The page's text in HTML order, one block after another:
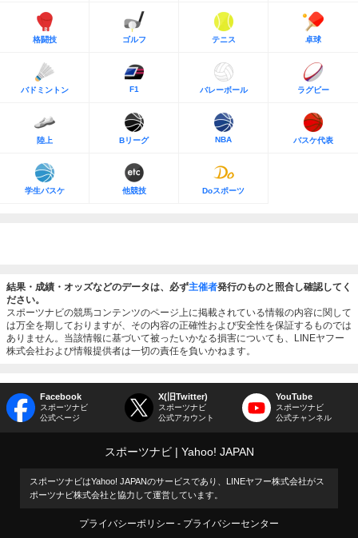
格闘技 ゴルフ テニス 卓球
バドミントン F1 バレーボール ラグビー
陸上 Bリーグ NBA バスケ代表
学生バスケ 他競技 Doスポーツ
結果・成績・オッズなどのデータは、必ず主催者発行のものと照合し確認してく
ださい。
スポーツナビの競馬コンテンツのページ上に掲載されている情報の内容に関して
は万全を期しておりますが、その内容の正確性および安全性を保証するものでは
ありません。当該情報に基づいて被ったいかなる損害についても、LINEヤフー
株式会社および情報提供者は一切の責任を負いかねます。
Facebook
スポーツナビ
公式ページ
X(旧Twitter)
スポーツナビ
公式アカウント
YouTube
スポーツナビ
公式チャンネル
スポーツナビ Yahoo! JAPAN
スポーツナビはYahoo! JAPANのサービスであり、LINEヤフー株式会社がス
ポーツナビ株式会社と協力して運営しています。
プライバシーポリシー プライバシーセンター